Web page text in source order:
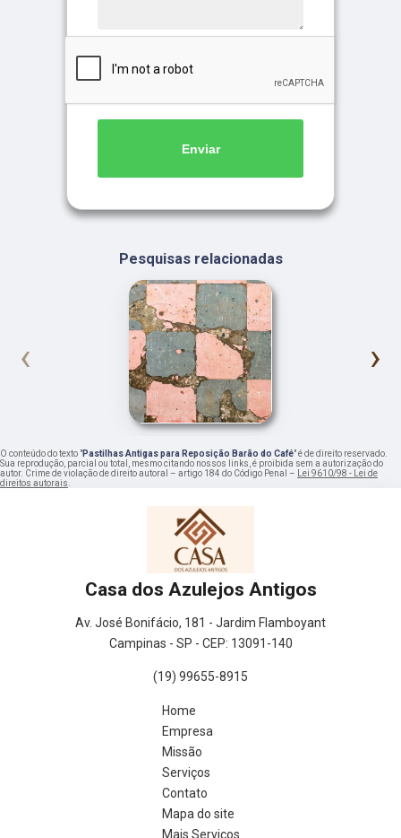
Enviar
Pesquisas relacionadas
‹ ›
O conteúdo do texto "Pastilhas Antigas para Reposição Barão do Café" é de direito reservado.
Sua reprodução, parcial ou total, mesmo citando nossos links, é proibida sem a autorização do
autor. Crime de violação de direito autoral – artigo 184 do Código Penal –
Lei 9610/98 - Lei de
direitos autorais
Casa dos Azulejos Antigos
Av. José Bonifácio, 181 - Jardim Flamboyant
Campinas - SP - CEP: 13091-140
(19) 99655-8915
Home
Empresa
Missão
Serviços
Contato
Mapa do site
Mais Serviços